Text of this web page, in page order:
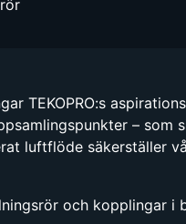
TEKOPRO:s
–
luftflöde säkerställer
och kopplingar i